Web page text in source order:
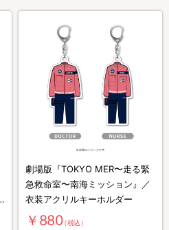
劇場版『TOKYO MER〜走る緊
急救命室〜南海ミッション』／
衣装アクリルキーホルダー
￥880（税込）